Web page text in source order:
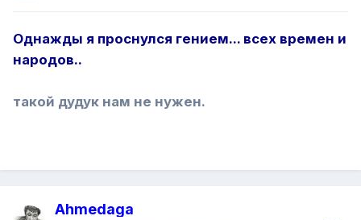
Однажды я проснулся гением... всех времен и
народов..
такой дудук нам не нужен.
Ahmedaga